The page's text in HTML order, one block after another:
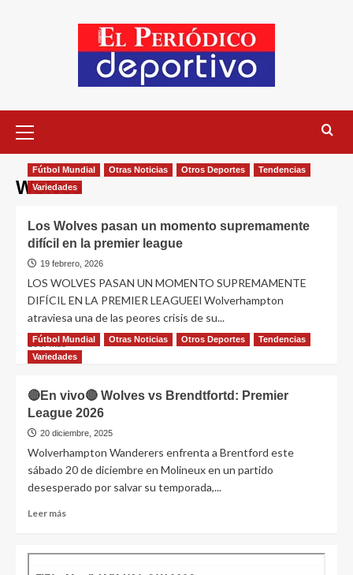
Wolves
Fútbol Mundial Otras Noticias Otros Deportes
Tendencias
Variedades
Los Wolves pasan un momento supremamente
difícil en la premier league
19 febrero, 2026
LOS WOLVES PASAN UN MOMENTO SUPREMAMENTE
DIFÍCIL EN LA PREMIER LEAGUEEl Wolverhampton
atraviesa una de las peores crisis de su...
Leer más
Fútbol Mundial Otras Noticias Otros Deportes
Tendencias
Variedades
🔴En vivo🔴 Wolves vs Brendtfortd: Premier
League 2026
20 diciembre, 2025
Wolverhampton Wanderers enfrenta a Brentford este
sábado 20 de diciembre en Molineux en un partido
desesperado por salvar su temporada,...
Leer más